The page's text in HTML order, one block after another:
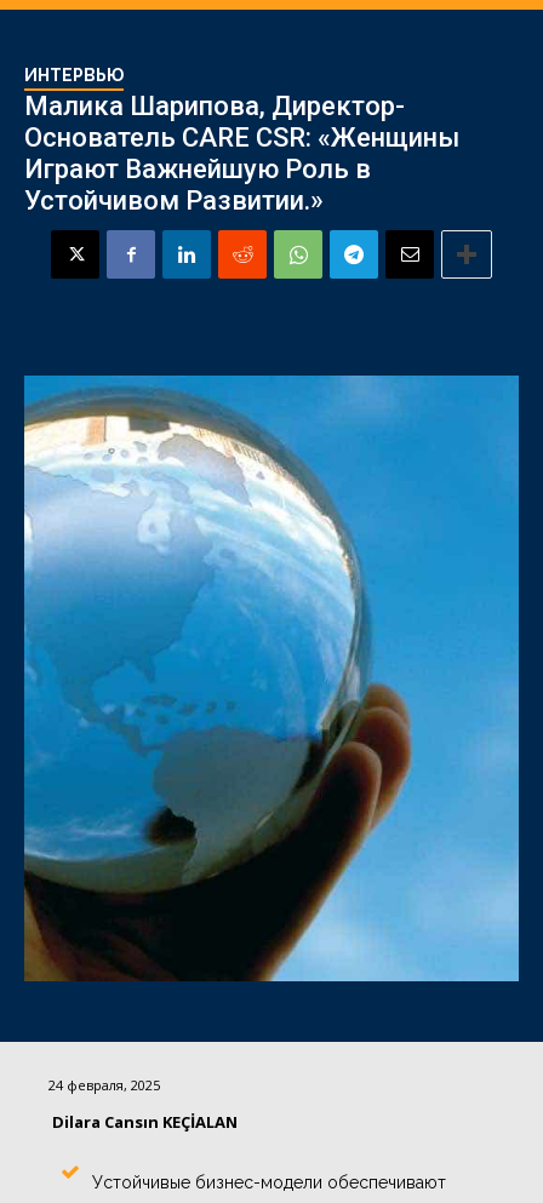
ИНТЕРВЬЮ
Малика Шарипова, Директор-
Основатель CARE CSR: «Женщины
Играют Важнейшую Роль в
Устойчивом Развитии.»
24 февраля, 2025
Dilara Cansın KEÇİALAN
Устойчивые бизнес-модели обеспечивают